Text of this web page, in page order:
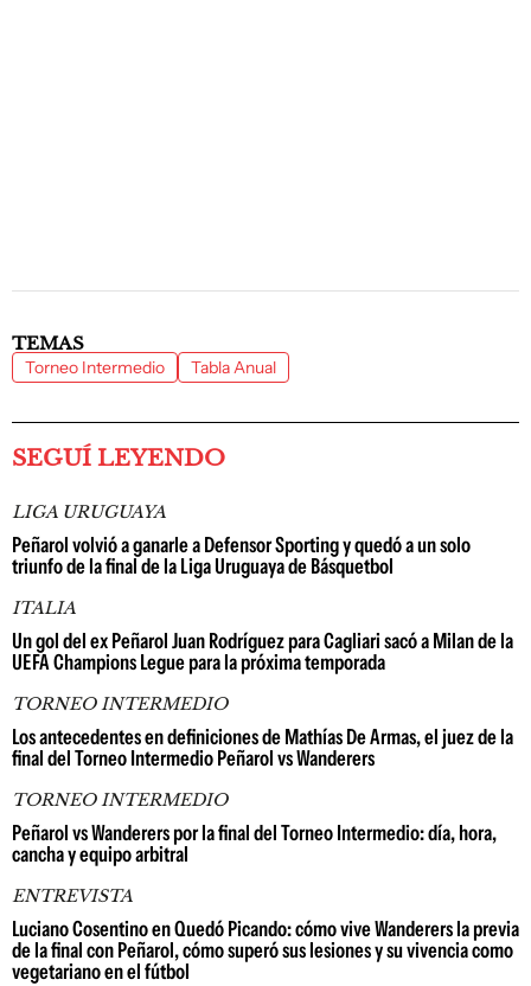
TEMAS
Torneo Intermedio Tabla Anual
SEGUÍ LEYENDO
LIGA URUGUAYA
Peñarol volvió a ganarle a Defensor Sporting y quedó a un solo
triunfo de la final de la Liga Uruguaya de Básquetbol
ITALIA
Un gol del ex Peñarol Juan Rodríguez para Cagliari sacó a Milan de la
UEFA Champions Legue para la próxima temporada
TORNEO INTERMEDIO
Los antecedentes en definiciones de Mathías De Armas, el juez de la
final del Torneo Intermedio Peñarol vs Wanderers
TORNEO INTERMEDIO
Peñarol vs Wanderers por la final del Torneo Intermedio: día, hora,
cancha y equipo arbitral
ENTREVISTA
Luciano Cosentino en Quedó Picando: cómo vive Wanderers la previa
de la final con Peñarol, cómo superó sus lesiones y su vivencia como
vegetariano en el fútbol